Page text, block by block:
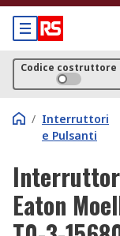
Codice costruttore
/ Interruttori
e Pulsanti
Eaton